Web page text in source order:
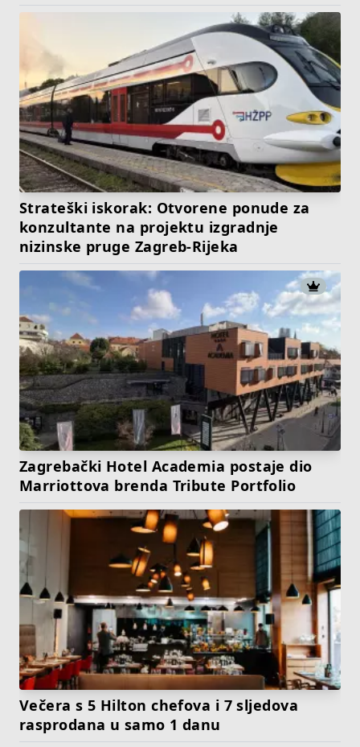
Strateški iskorak: Otvorene ponude za
konzultante na projektu izgradnje
nizinske pruge Zagreb-Rijeka
Zagrebački Hotel Academia postaje dio
Marriottova brenda Tribute Portfolio
Večera s 5 Hilton chefova i 7 sljedova
rasprodana u samo 1 danu